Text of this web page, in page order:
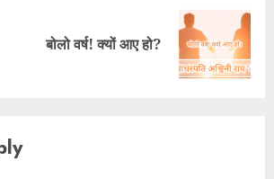
बोलो वर्ष! क्यों आए हो?